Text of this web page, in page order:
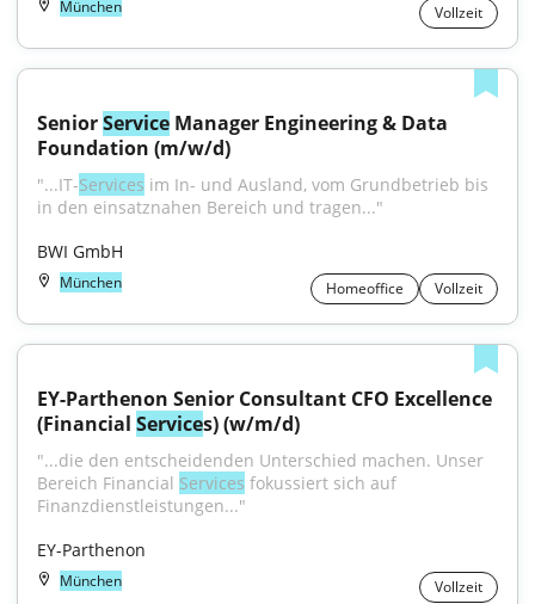
München Vollzeit
Senior Service Manager Engineering & Data
Foundation (m/w/d)
"...IT-Services im In- und Ausland, vom Grundbetrieb bis
in den einsatznahen Bereich und tragen..."
BWI GmbH
München Homeoffice Vollzeit
EY-Parthenon Senior Consultant CFO Excellence
(Financial Services) (w/m/d)
"...die den entscheidenden Unterschied machen. Unser
Bereich Financial Services fokussiert sich auf
Finanzdienstleistungen..."
EY-Parthenon
München Vollzeit